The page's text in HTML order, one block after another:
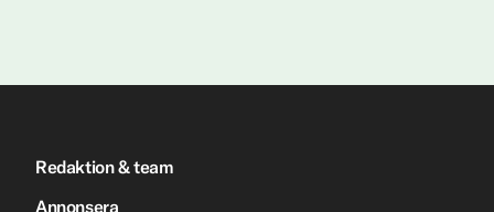
Redaktion & team
Annonsera